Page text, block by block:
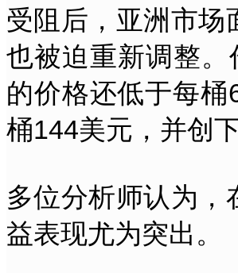
受阻后，亚洲市场
也被迫重新调整
的价格还低于每
桶144美元，并创
多位分析师认为，
益表现尤为突出。